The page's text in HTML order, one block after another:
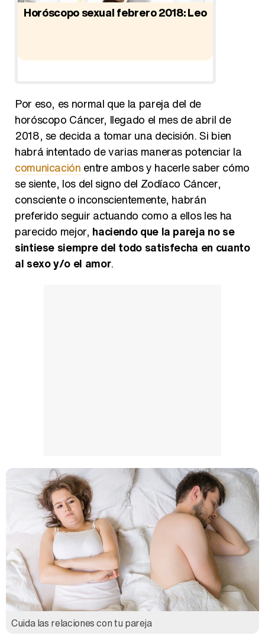
Horóscopo sexual febrero 2018: Leo
Por eso, es normal que la pareja del de
horóscopo Cáncer, llegado el mes de abril de
2018, se decida a tomar una decisión. Si bien
habrá intentado de varias maneras potenciar la
comunicación entre ambos y hacerle saber cómo
se siente, los del signo del Zodíaco Cáncer,
consciente o inconscientemente, habrán
preferido seguir actuando como a ellos les ha
parecido mejor, haciendo que la pareja no se
sintiese siempre del todo satisfecha en cuanto
al sexo y/o el amor.
Cuida las relaciones con tu pareja